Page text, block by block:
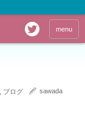
menu
ブログ sawada